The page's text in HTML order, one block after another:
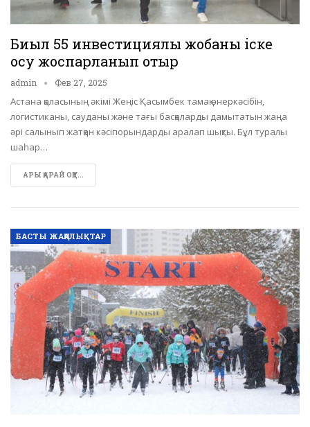
Биыл 55 инвестициялық жобаны іске
қосу жоспарланып отыр
admin Фев 27, 2025
Астана қаласының әкімі Жеңіс Қасымбек тамақ өнеркәсібін,
логистиканы, сауданы және тағы басқаларды дамытатын жаңа
әрі салынып жатқан кәсіпорындарды аралап шықты. Бұл туралы
шаһар…
АРЫ ҚАРАЙ ОҚУ...
БАСТЫ ЖАҢАЛЫҚТАР